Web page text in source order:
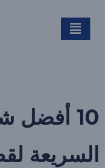
الوسم:
10
السريعة